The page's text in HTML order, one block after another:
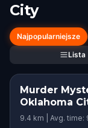
City
Najpopularniejsze
Lista
Murder
Oklahoma
9.4 km | Avg. time: